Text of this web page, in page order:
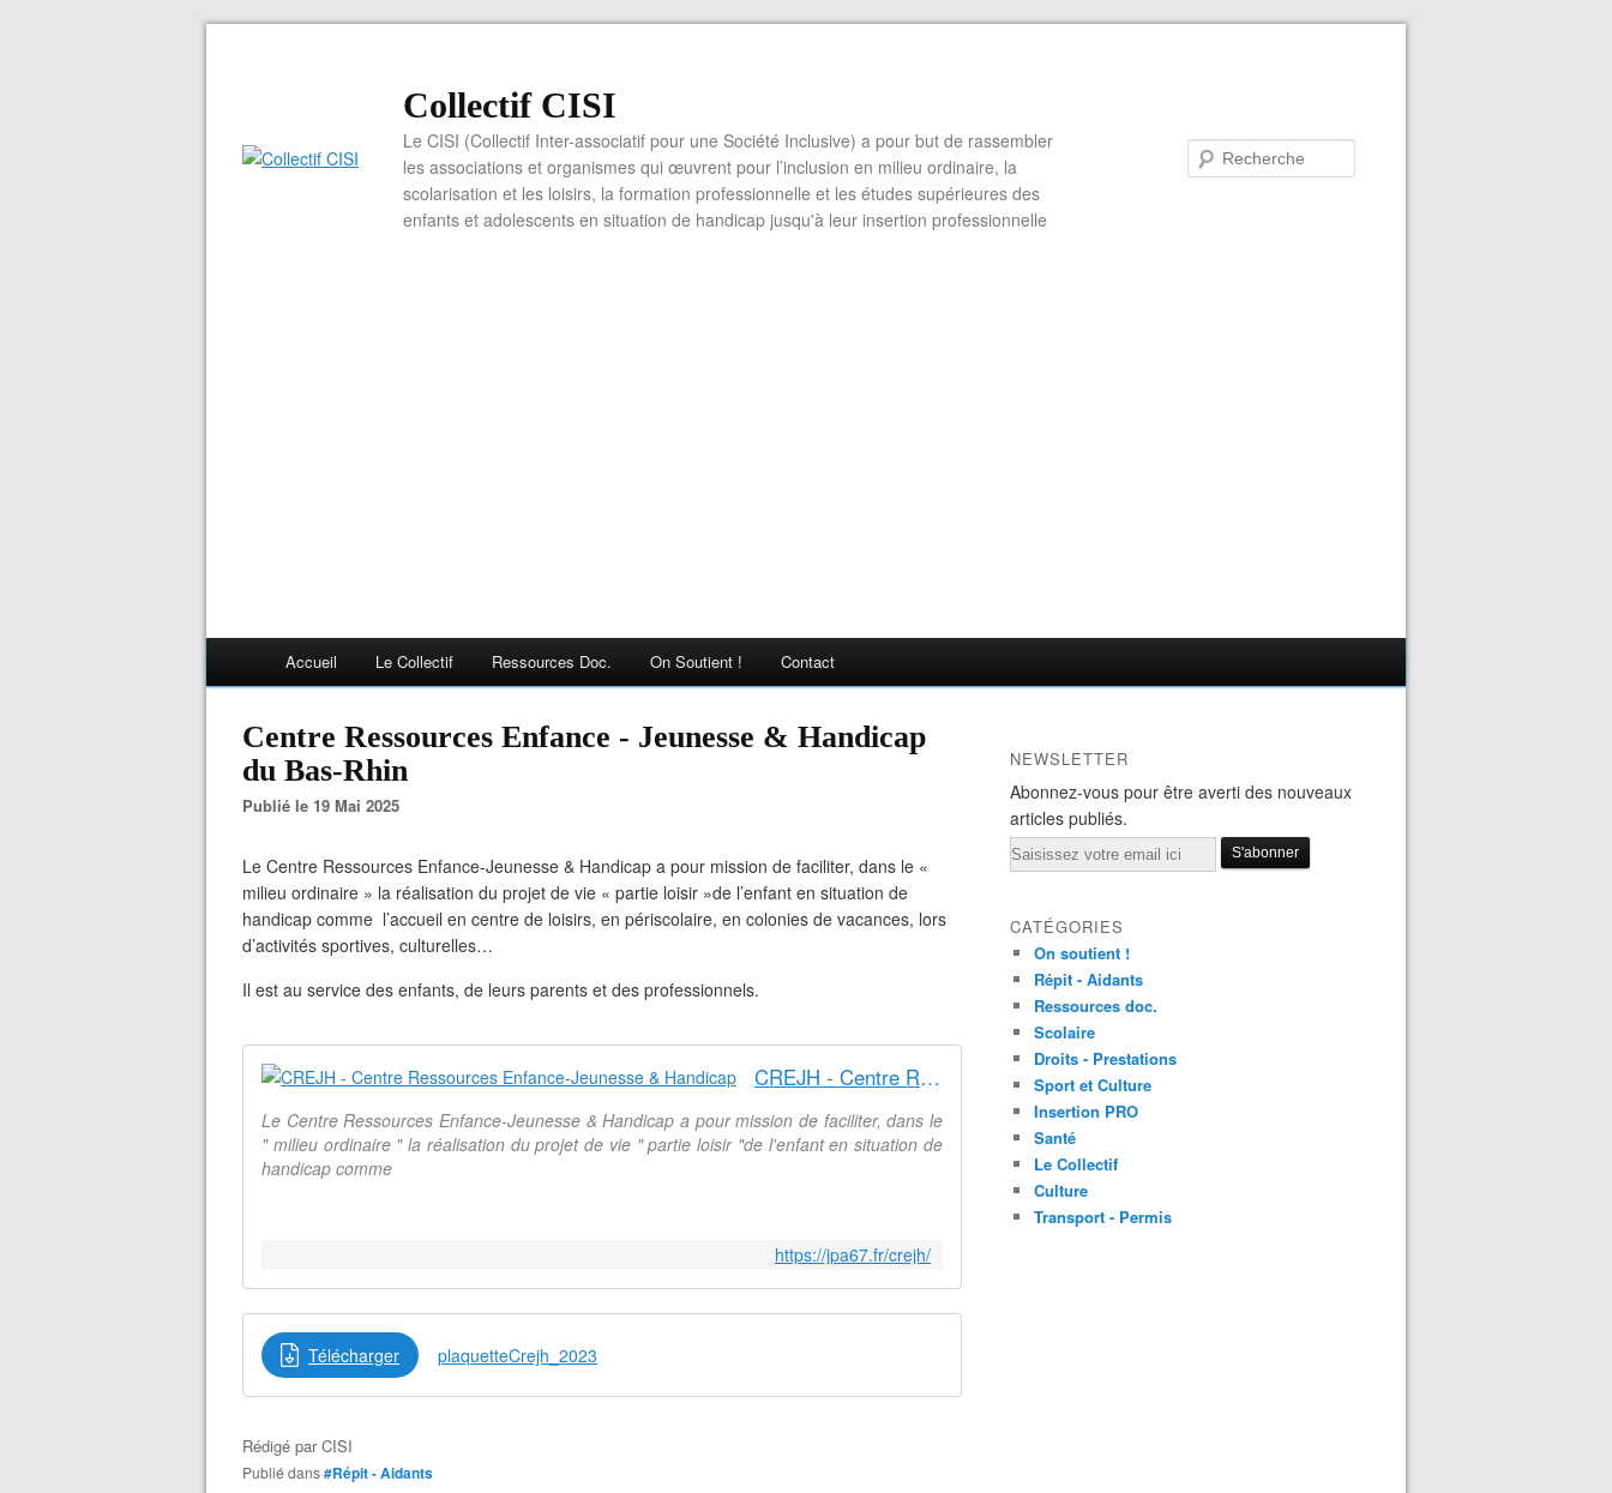
Collectif CISI
Le CISI (Collectif Inter-associatif pour une Société Inclusive) a pour but de rassembler
les associations et organismes qui œuvrent pour l’inclusion en milieu ordinaire, la
scolarisation et les loisirs, la formation professionnelle et les études supérieures des
enfants et adolescents en situation de handicap jusqu'à leur insertion professionnelle
Accueil Le Collectif Ressources Doc. On Soutient ! Contact
Centre Ressources Enfance - Jeunesse & Handicap
du Bas-Rhin
Publié le 19 Mai 2025
Le Centre Ressources Enfance-Jeunesse & Handicap a pour mission de faciliter, dans le «
milieu ordinaire » la réalisation du projet de vie « partie loisir »de l’enfant en situation de
handicap comme l’accueil en centre de loisirs, en périscolaire, en colonies de vacances, lors
d’activités sportives, culturelles…
Il est au service des enfants, de leurs parents et des professionnels.
CREJH - Centre Ressources Enfance-Jeunesse & Handicap
Le Centre Ressources Enfance-Jeunesse & Handicap a pour mission de faciliter, dans le
" milieu ordinaire " la réalisation du projet de vie " partie loisir "de l'enfant en situation de
handicap comme
https://jpa67.fr/crejh/
Télécharger plaquetteCrejh_2023
Rédigé parCISI
Publié dans#Répit - Aidants
NEWSLETTER
Abonnez-vous pour être averti des nouveaux
articles publiés.
Email
CATÉGORIES
On soutient !
Répit - Aidants
Ressources doc.
Scolaire
Droits - Prestations
Sport et Culture
Insertion PRO
Santé
Le Collectif
Culture
Transport - Permis